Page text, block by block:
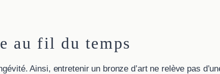
au fil du temps
Ainsi, entretenir un bronze d’art ne relève pas